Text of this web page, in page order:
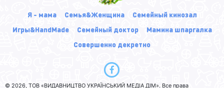
Я - мама Семья&Женщина
Семейный кинозал
Игры&HandMade
Семейный доктор
Мамина шпаргалка
Совершенно декретно
© 2026, ТОВ «ВИДАВНИЦТВО УКРАЇНСЬКИЙ МЕДІА ДІМ». Все права